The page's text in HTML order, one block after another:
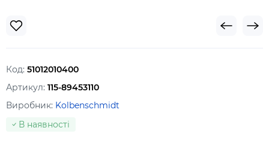
Код: 51012010400
Артикул: 115-89453110
Виробник: Kolbenschmidt
В наявності